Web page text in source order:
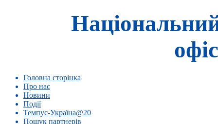
Головна сторінка
Про нас
Новини
Події
Темпус-Україна@20
Пошук партнерів